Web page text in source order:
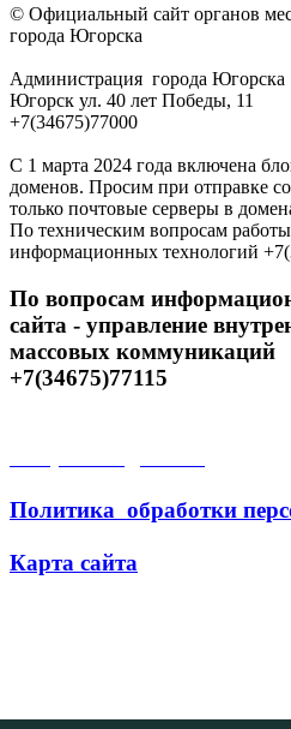
© Официальный сайт органов
города Югорска
Администрация города Югорска
Югорск ул. 40 лет Победы, 11
+7(34675)77000
С 1 марта 2024 года включена
доменов. Просим при отправке
только почтовые серверы в
По техническим вопросам
информационных технологий
По вопросам
сайта - управление
массовых коммуникаций
+7(34675)77115
Политика обработки
Карта сайта